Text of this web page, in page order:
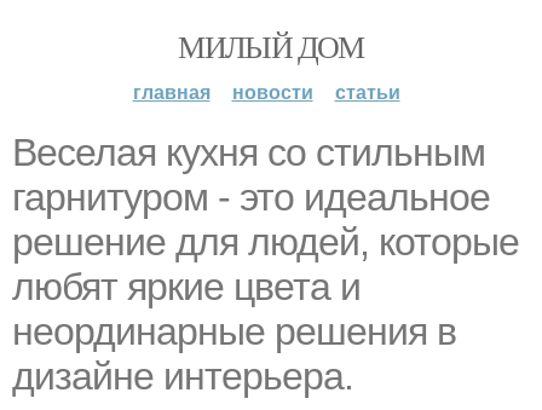
МИЛЫЙ ДОМ
главная новости статьи
Веселая кухня со стильным
гарнитуром - это идеальное
решение для людей, которые
любят яркие цвета и
неординарные решения в
дизайне интерьера.